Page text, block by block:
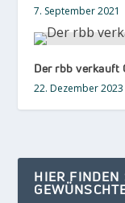
7. September 2021
Der rbb verkauft
22. Dezember 2023
HIER FINDEN